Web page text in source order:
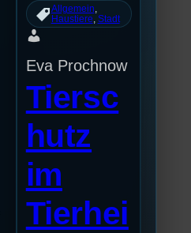
Allgemein
Haustiere Stadt
Eva Prochnow
Tiersc
hutz
im
Tierhei